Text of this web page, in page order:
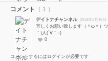
コメント （ 1 ）
デイトナチャンネル 2018年3月16日
宜しくお願い致します（＾ω＾）
｀)人(´∀｀=)
0
コメントするにはログインが必要です